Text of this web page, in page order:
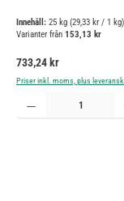
Innehåll: 25 kg (29,33 kr / 1 kg)
Varianter från 153,13 kr
Ordinarie pris:
733,24 kr
Priser inkl. moms, plus
Produktkvantitet: Ange